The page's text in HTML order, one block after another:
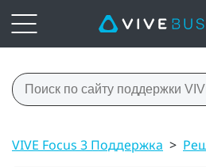
VIVE Focus 3 Поддержка >